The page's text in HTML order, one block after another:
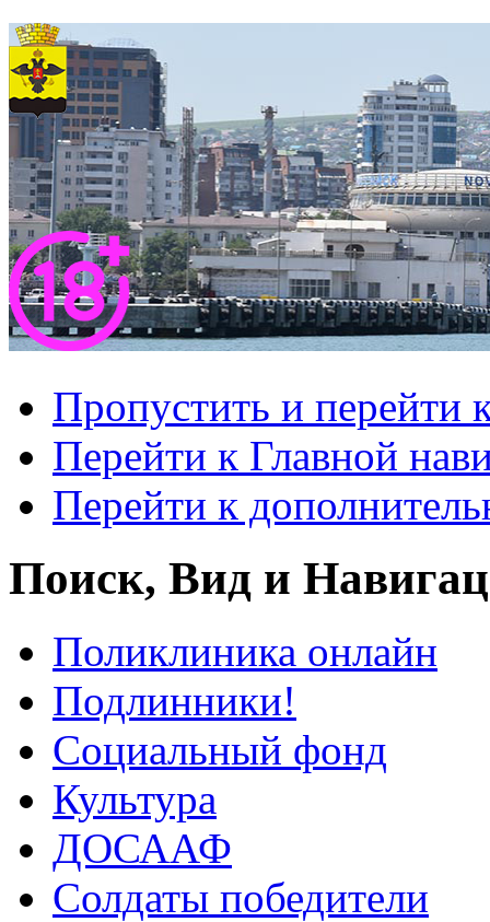
Пропустить и перейти
Перейти к Главной
Перейти к
Поиск, Вид и
Поликлиника онлайн
Подлинники!
Социальный фонд
Культура
ДОСААФ
Солдаты победители